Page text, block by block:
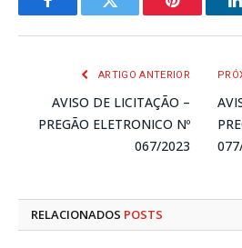
FacebookTwitter Pinterest
ARTIGO ANTERIOR
AVISO DE LICITAÇÃO –
PREGÃO ELETRONICO Nº
067/2023
RELACIONADOS POSTS